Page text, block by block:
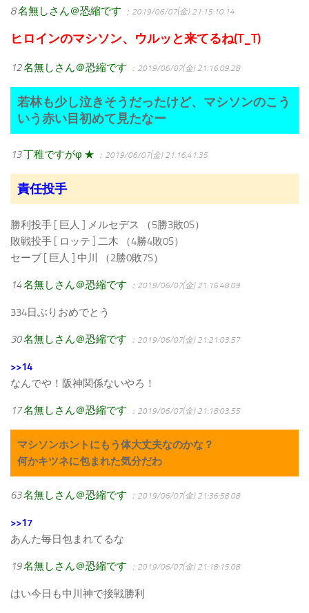
8名無しさん＠恐縮です ：2019/06/07(金) 21:15:10.14
ヒロインのマシソン、ウルッと来てるね(T_T)
12名無しさん＠恐縮です ：2019/06/07(金) 21:16:09.28
若林も少し泣きそうだったけど、マシソンのこう
いう赤い目初めて見たなー
13丁稚ですがφ ★ ：2019/06/07(金) 21:16:41.35
責任投手
勝利投手 [ 巨人 ] メルセデス （5勝3敗0S）
敗戦投手 [ ロッテ ] 二木 （4勝4敗0S）
セーブ [ 巨人 ] 中川 （2勝0敗7S）
14名無しさん＠恐縮です ：2019/06/07(金) 21:16:48.09
334日ぶりおめでとう
30名無しさん＠恐縮です ：2019/06/07(金) 21:21:03.57
>>14
なんでや！阪神関係ないやろ！
17名無しさん＠恐縮です ：2019/06/07(金) 21:18:03.55
マシソンホントにもう体大丈夫なのかな？
何かキツネに包まれた気分だわ
63名無しさん＠恐縮です ：2019/06/07(金) 21:36:58.08
>>17
あんた毎日包まれてるな
19名無しさん＠恐縮です ：2019/06/07(金) 21:18:15.08
はい今日も中川神で接戦勝利